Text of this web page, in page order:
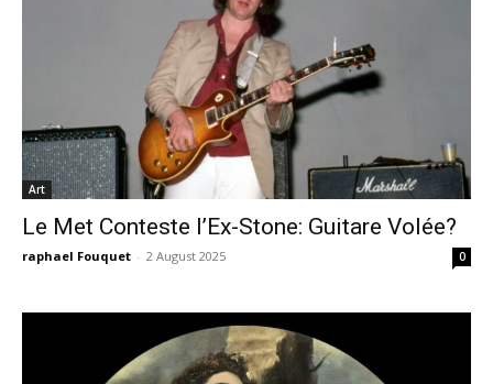
Art
Le Met Conteste l’Ex-Stone: Guitare Volée?
raphael Fouquet - 2 August 2025 0